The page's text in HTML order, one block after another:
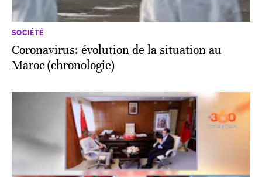
SOCIÉTÉ
Coronavirus: évolution de la situation au
Maroc (chronologie)